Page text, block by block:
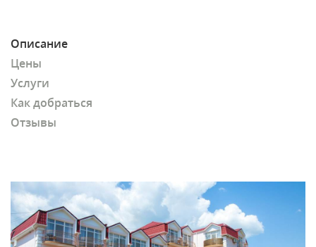
Описание
Цены
Услуги
Как добраться
Отзывы